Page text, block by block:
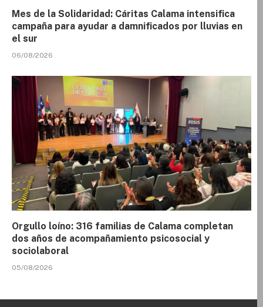
Mes de la Solidaridad: Cáritas Calama intensifica
campaña para ayudar a damnificados por lluvias en
el sur
06/08/2026
Orgullo loíno: 316 familias de Calama completan
dos años de acompañamiento psicosocial y
sociolaboral
05/08/2026